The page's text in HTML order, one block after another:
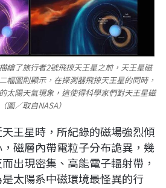
繪了旅行者2號飛掠天王星之前，天王星磁
幅圖則顯示，在探測器飛掠天王星的同時，
太陽天氣現象，這使得科學家們對天王星磁
圖／取自NASA）
王星時，所紀錄的磁場強烈傾
磁層內帶電粒子分布詭異，幾
出現密集、高能電子輻射帶，
太陽系中磁環境最怪異的行